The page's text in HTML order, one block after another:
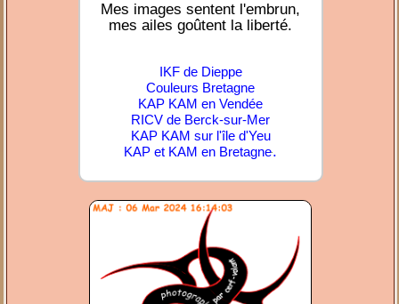
Mes images sentent l'embrun,
mes ailes goûtent la liberté.
IKF de Dieppe
Couleurs Bretagne
KAP KAM en Vendée
RICV de Berck-sur-Mer
KAP KAM sur l'île d'Yeu
KAP et KAM en Bretagne.